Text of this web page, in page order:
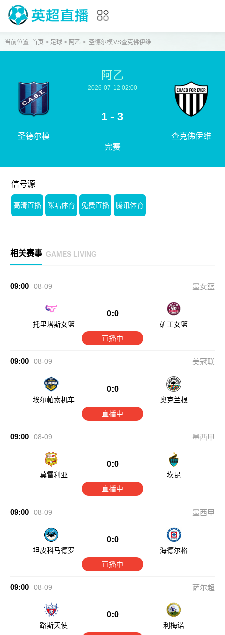
当前位置: 首页 > 足球> 阿乙 > 圣德尔模VS查克佛伊维
圣德尔模
阿乙
2026-07-12 02:00
1 - 3
完赛
查克佛伊维
信号源
高清直播 咪咕体育 免费直播 腾讯体育
相关赛事 GAMES LIVING
09:00 08-09 墨女篮
托里塔斯女篮
0:0
矿工女篮
直播中
09:00 08-09 美冠联
埃尔帕索机车
0:0
奥克兰根
直播中
09:00 08-09 墨西甲
莫雷利亚
0:0
坎昆
直播中
09:00 08-09 墨西甲
坦皮科马德罗
0:0
海德尔格
直播中
09:00 08-09 萨尔超
路斯天使
0:0
利梅诺